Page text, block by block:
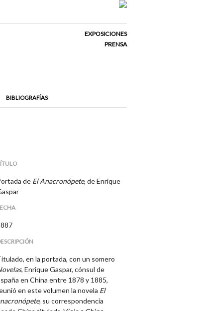
EXPOSICIONES
PRENSA
BIBLIOGRAFÍAS
de El Anacronópete, de Enrique
en la portada, con un somero
, Enrique Gaspar, cónsul de
en China entre 1878 y 1885,
en este volumen la novela El
, su correspondencia